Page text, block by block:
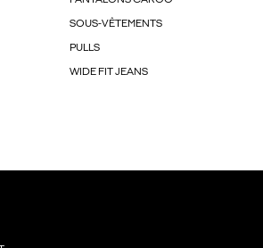
SOUS-VÊTEMENTS
PULLS
WIDE FIT JEANS